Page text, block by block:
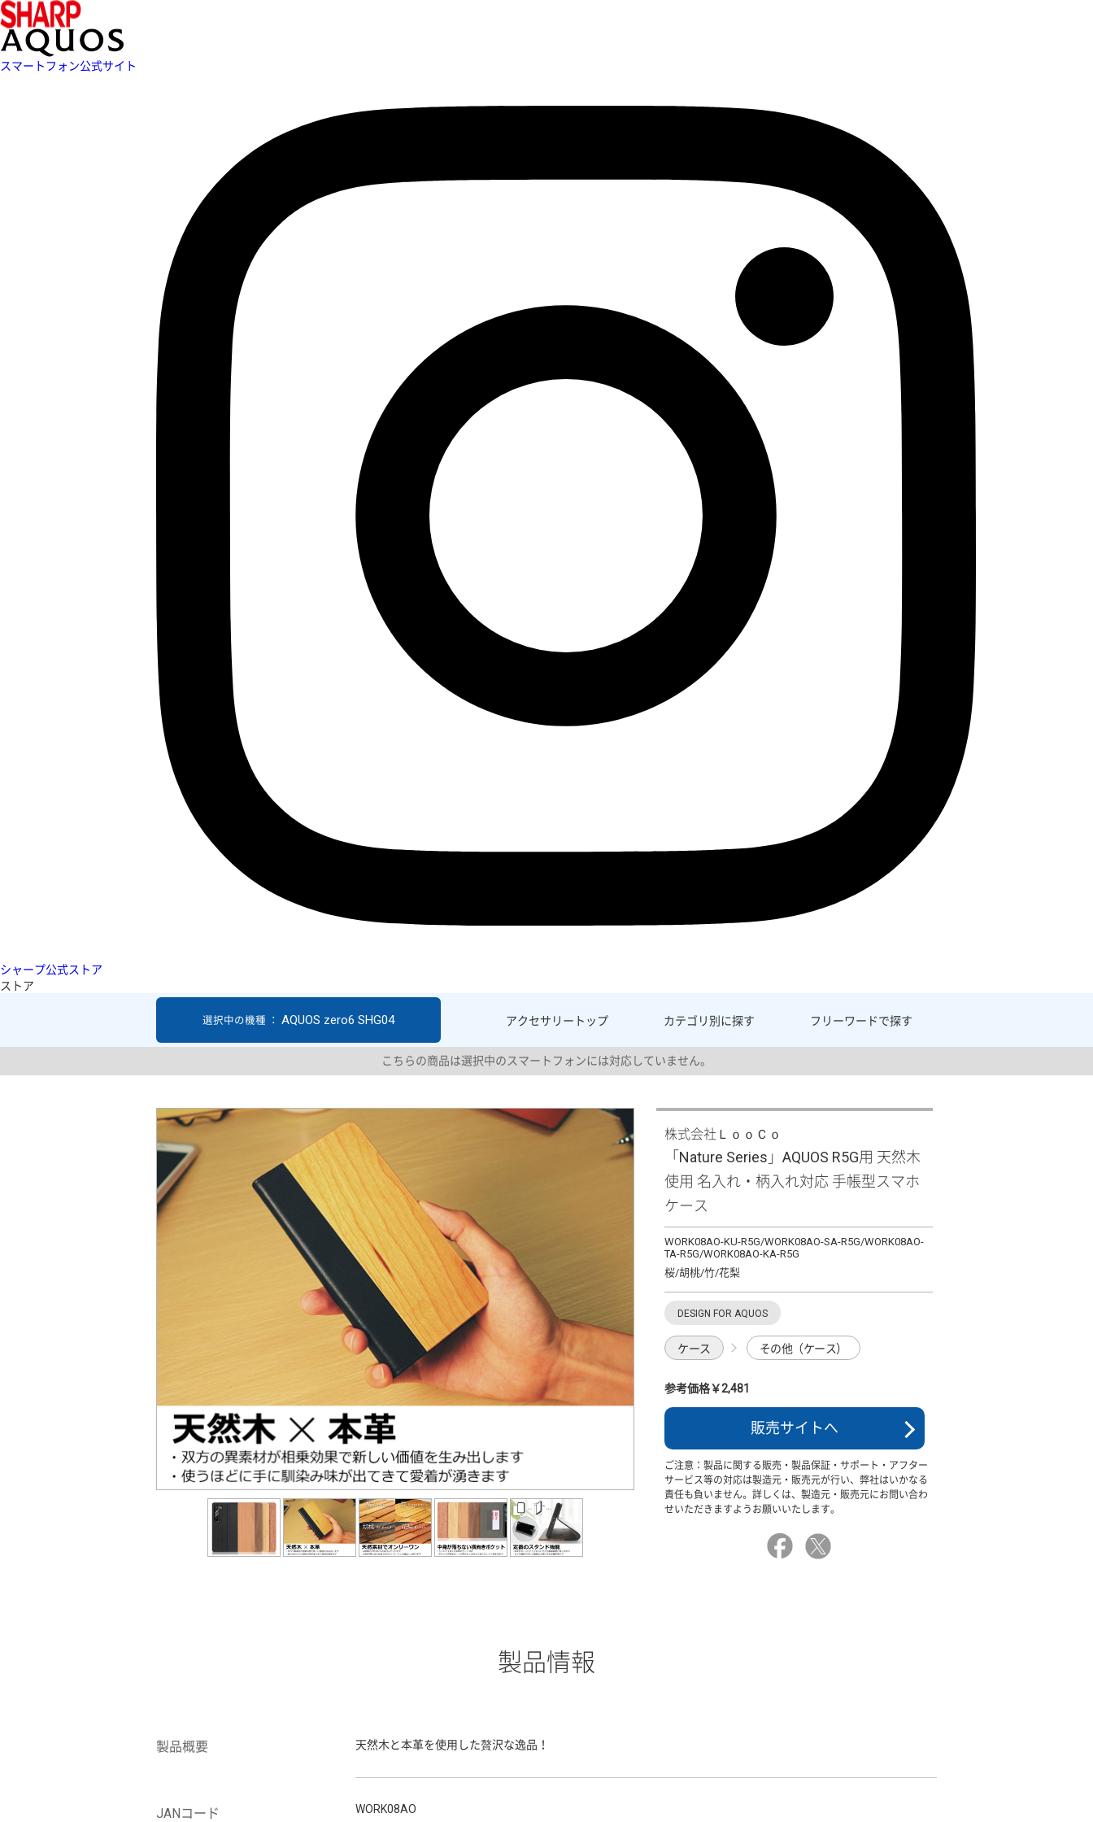
スマートフォン公式サイト
シャープ公式ストア
ストア
アクセサリー トップ カテゴリ別に探す フリーワードで探す
選択中の機種 ： AQUOS zero6 SHG04
こちらの商品は選択中のスマートフォンには対応していません。
株式会社ＬｏｏＣｏ
「Nature Series」AQUOS R5G用 天然木
使用 名入れ・柄入れ対応 手帳型スマホ
ケース
WORK08AO-KU-R5G/WORK08AO-SA-R5G/WORK08AO-
TA-R5G/WORK08AO-KA-R5G
桜/胡桃/竹/花梨
DESIGN FOR AQUOS
ケース その他（ケース）
参考価格￥2,481
販売サイトへ
ご注意：製品に関する販売・製品保証・サポート・アフター
サービス等の対応は製造元・販売元が行い、弊社はいかなる
責任も負いません。詳しくは、製造元・販売元にお問い合わ
せいただきますようお願いいたします。
製品情報
製品概要 天然木と本革を使用した贅沢な逸品！
JANコード WORK08AO